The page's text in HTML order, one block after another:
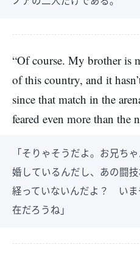
“Of course. My brother is
of this country, and it
since that match in the
feared even more than the
「そりゃそうだよ。お兄ち
婚しているんだし、あの闘
経っていないんだよ？ いま
在だろうね」